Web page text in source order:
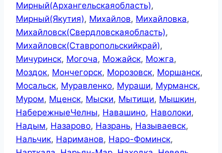
Мирный(Архангельскаяобласть),
Мирный(Якутия), Михайлов, Михайловка,
Михайловск(Свердловскаяобласть),
Михайловск(Ставропольскийкрай),
Мичуринск, Могоча, Можайск, Можга,
Моздок, Мончегорск, Морозовск, Моршанск,
Мосальск, Муравленко, Мураши, Мурманск,
Муром, Мценск, Мыски, Мытищи, Мышкин,
НабережныеЧелны, Навашино, Наволоки,
Надым, Назарово, Назрань, Называевск,
Нальчик, Нариманов, Наро-Фоминск,